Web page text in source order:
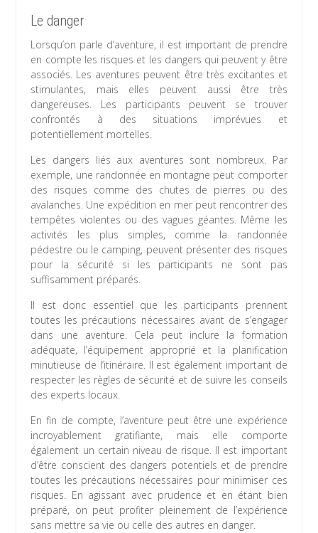
Le danger
Lorsqu’on parle d’aventure, il est important de prendre
en compte les risques et les dangers qui peuvent y être
associés. Les aventures peuvent être très excitantes et
stimulantes, mais elles peuvent aussi être très
dangereuses. Les participants peuvent se trouver
confrontés à des situations imprévues et
potentiellement mortelles.
Les dangers liés aux aventures sont nombreux. Par
exemple, une randonnée en montagne peut comporter
des risques comme des chutes de pierres ou des
avalanches. Une expédition en mer peut rencontrer des
tempêtes violentes ou des vagues géantes. Même les
activités les plus simples, comme la randonnée
pédestre ou le camping, peuvent présenter des risques
pour la sécurité si les participants ne sont pas
suffisamment préparés.
Il est donc essentiel que les participants prennent
toutes les précautions nécessaires avant de s’engager
dans une aventure. Cela peut inclure la formation
adéquate, l’équipement approprié et la planification
minutieuse de l’itinéraire. Il est également important de
respecter les règles de sécurité et de suivre les conseils
des experts locaux.
En fin de compte, l’aventure peut être une expérience
incroyablement gratifiante, mais elle comporte
également un certain niveau de risque. Il est important
d’être conscient des dangers potentiels et de prendre
toutes les précautions nécessaires pour minimiser ces
risques. En agissant avec prudence et en étant bien
préparé, on peut profiter pleinement de l’expérience
sans mettre sa vie ou celle des autres en danger.